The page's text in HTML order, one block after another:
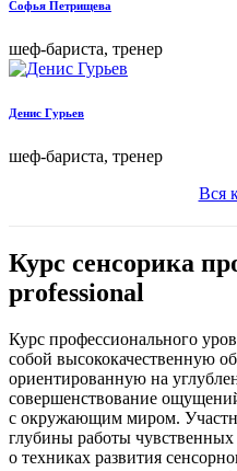
Софья Петрищева
шеф-бариста, тренер
Денис Гурьев
шеф-бариста, тренер
Вся
Курс сенсорика
professional
Курс профессионального
собой высококачественную
ориентированную на
совершенствование
с окружающим миром.
глубины работы
о техниках развития